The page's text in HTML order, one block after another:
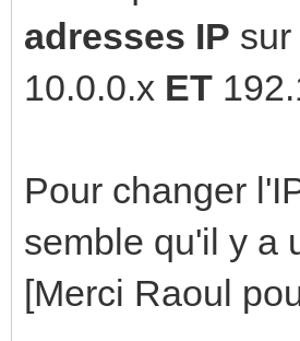
adresses IP
10.0.0.x ET
Pour changer
semble qu'il y a
[Merci Raoul